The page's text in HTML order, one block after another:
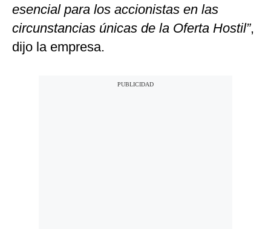
esencial para los accionistas en las
circunstancias únicas de la Oferta Hostil”,
dijo la empresa.